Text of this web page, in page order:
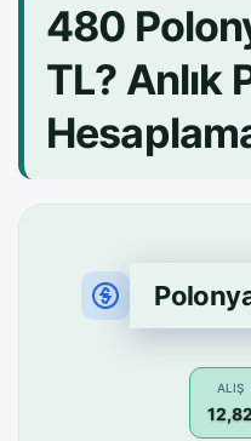
480
TL? Anlık
ALIŞ
12,82